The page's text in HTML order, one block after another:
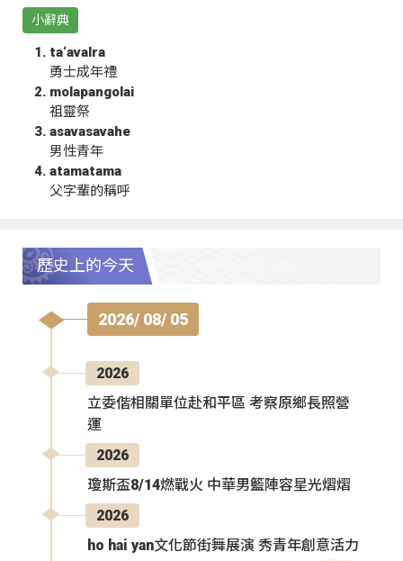
小辭典
ta‘avalra
勇士成年禮
molapangolai
祖靈祭
asavasavahe
男性青年
atamatama
父字輩的稱呼
歷史上的今天
2026/ 08/ 05
2026
立委偕相關單位赴和平區 考察原鄉長照營
運
2026
瓊斯盃8/14燃戰火 中華男籃陣容星光熠熠
2026
ho hai yan文化節街舞展演 秀青年創意活力